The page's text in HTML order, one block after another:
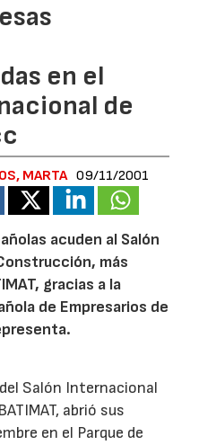
en el
de
MARTA 09/11/2001
acuden al Salón
más
gracias a la
de Empresarios de
Salón Internacional
abrió sus
en el Parque de